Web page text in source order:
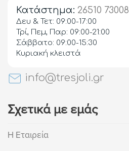
Κατάστημα: 26510 73008
Δευ & Τετ: 09:00-17:00
Τρί, Πεμ, Παρ: 09:00-21:00
Σάββατο: 09:00-15:30
Κυριακή κλειστά
info@tresjoli.gr
Σχετικά με εμάς
Η Εταιρεία